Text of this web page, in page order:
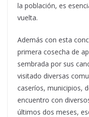
la población, es
vuelta.
Además con esta
primera cosecha de
sembrada por sus
visitado diversas
caseríos, municipios,
encuentro con
últimos dos meses,